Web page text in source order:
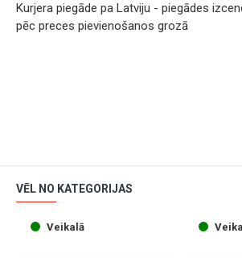
Kurjera piegāde pa Latviju - piegādes
pēc preces pievienošanos grozā
VĒL NO KATEGORIJAS
Veikalā